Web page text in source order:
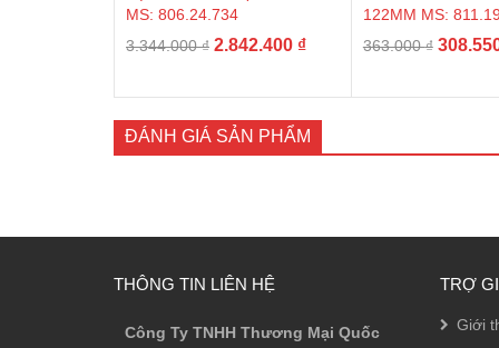
MS: 806.24.734
3.344.000₫ Giá
2.842.400 ₫Giá
2.842.400 ₫.
122MM MS:
363.000₫ Giá
ĐÁNH GIÁ SẢN PHẨM
THÔNG TIN LIÊN HỆ
Công Ty TNHH Thương Mại Quốc
TRỢ
Giới